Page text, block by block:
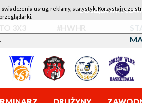
1KS ŚLĘZA
3X3
#HWHR
DRUŻYNY
usług, reklamy, statystyk. Korzystając ze